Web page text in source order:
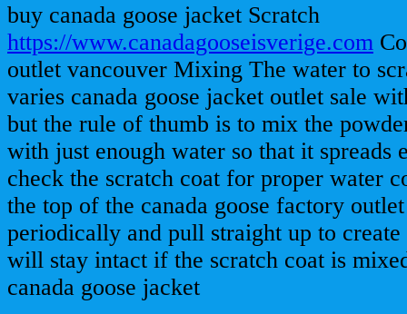
buy canada goose jacket Scratch
https://www.canadagooseisverige.com
outlet vancouver Mixing The water to
varies canada goose jacket outlet sale
but the rule of thumb is to mix the
with just enough water so that it spreads
check the scratch coat for proper water
the top of the canada goose factory
periodically and pull straight up to create
will stay intact if the scratch coat is
canada goose jacket